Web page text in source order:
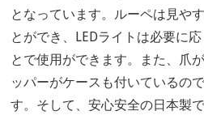
となっています。ルーペは見や
とができ、LEDライトは必要に
とで使用ができます。また、爪
ッパーがケースも付いているの
す。そして、安心安全の日本製で